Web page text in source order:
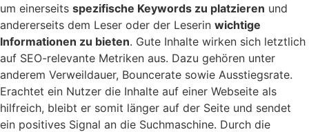
um einerseits spezifische Keywords zu platzieren und
andererseits dem Leser oder der Leserin wichtige
Informationen zu bieten. Gute Inhalte wirken sich letztlich
auf SEO-relevante Metriken aus. Dazu gehören unter
anderem Verweildauer, Bouncerate sowie Ausstiegsrate.
Erachtet ein Nutzer die Inhalte auf einer Webseite als
hilfreich, bleibt er somit länger auf der Seite und sendet
ein positives Signal an die Suchmaschine. Durch die